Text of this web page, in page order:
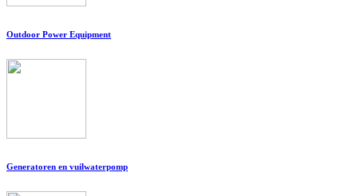
Outdoor Power Equipment
Generatoren en vuilwaterpomp